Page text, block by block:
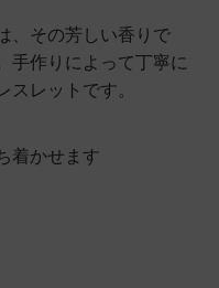
、その芳しい香りで
手作りによって丁寧に
スレットです。
着かせます